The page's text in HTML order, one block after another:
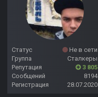
Статус
Не в сети
Группа
Сталкеры
Репутация
3 805
Сообщений
8194
Регистрация
28.07.2020